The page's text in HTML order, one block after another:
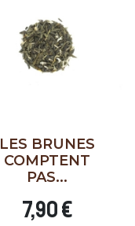
LES BRUNES
COMPTENT
PAS...
7,90 €